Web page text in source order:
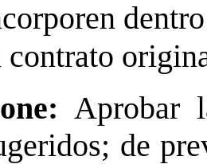
contrato
Aprobar
de